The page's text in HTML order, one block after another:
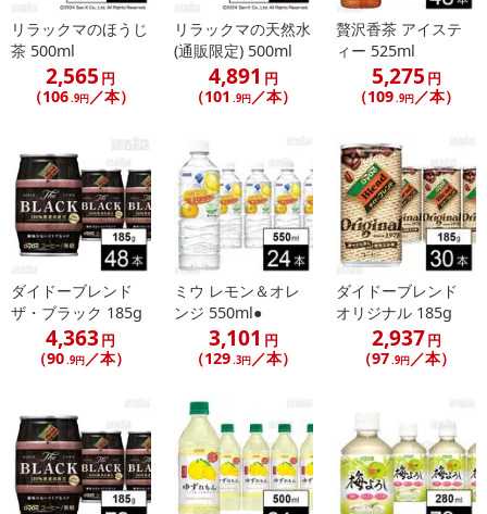
リラックマのほうじ
茶 500ml
2,565 円
（106.9円／本）
リラックマの天然水
(通販限定) 500ml
4,891 円
（101 .9円／本）
贅沢香茶 アイステ
ィー 525ml
5,275 円
（109.9円／本）
ダイドーブレンド
ザ・ブラック 185g
4,363円
（90.9円／本）
ミウ レモン＆オレ
ンジ 550ml●
3,101 円
（129.3円／本）
ダイドーブレンド
オリジナル 185g
2,937円
（97.9円／本）